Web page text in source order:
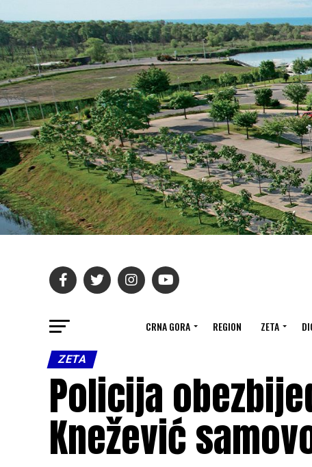
CRNA GORA REGION ZETA
ZETA
Policija
Knežević